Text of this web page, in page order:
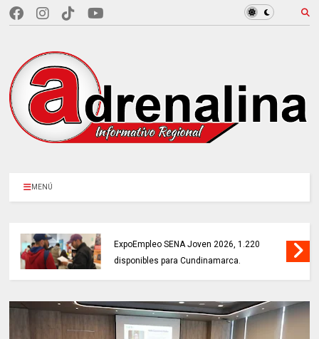
MENÚ
NEUSA ABRE sus aguas para el
festival náutico de 2026.